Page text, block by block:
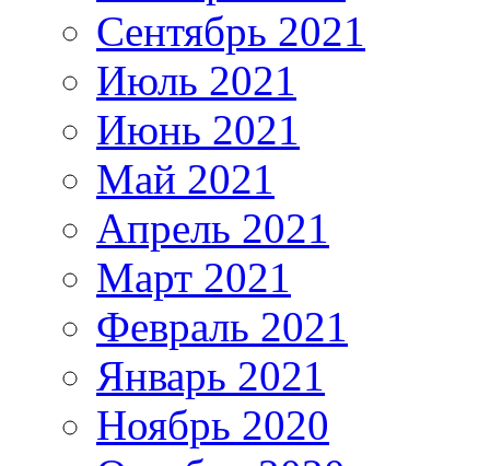
Сентябрь 2021
Июль 2021
Июнь 2021
Май 2021
Апрель 2021
Март 2021
Февраль 2021
Январь 2021
Ноябрь 2020